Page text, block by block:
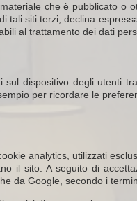
che è pubblicato o
tali siti terzi, declina
al trattamento dei dati
sul dispositivo degli utenti
per ricordare le
analytics, utilizzati
il sito. A seguito di
da Google, secondo i